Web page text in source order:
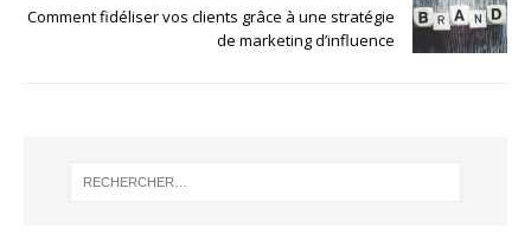
Comment fidéliser vos clients grâce à une stratégie
de marketing d’influence